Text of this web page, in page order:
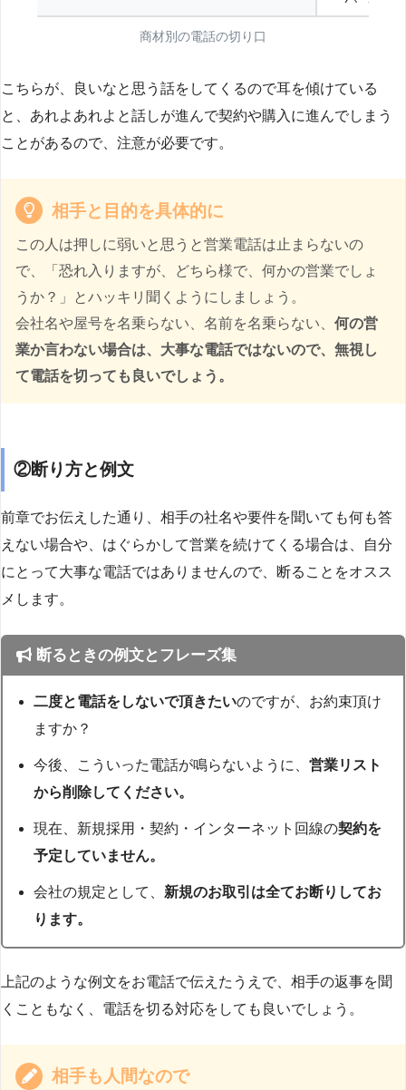
商材別の電話の切り口
こちらが、良いなと思う話をしてくるので耳を傾けている
と、あれよあれよと話しが進んで契約や購入に進んでしまう
ことがあるので、注意が必要です。
相手と目的を具体的に
この人は押しに弱いと思うと営業電話は止まらないの
で、「恐れ入りますが、どちら様で、何かの営業でしょ
うか？」とハッキリ聞くようにしましょう。
会社名や屋号を名乗らない、名前を名乗らない、 何の営
業か言わない場合は、大事な電話ではないので、無視し
て電話を切っても良いでしょう。
②断り方と例文
前章でお伝えした通り、相手の社名や要件を聞いても何も答
えない場合や、はぐらかして営業を続けてくる場合は、自分
にとって大事な電話ではありませんので、断ることをオスス
メします。
断るときの例文とフレーズ集
二度と電話をしないで頂きたいのですが、お約束頂け
ますか？
今後、こういった電話が鳴らないように、営業リスト
から削除してください。
現在、新規採用・契約・インターネット回線の契約を
予定していません。
会社の規定として、 新規のお取引は全てお断りしてお
ります。
上記のような例文をお電話で伝えたうえで、相手の返事を聞
くこともなく、電話を切る対応をしても良いでしょう。
相手も人間なので